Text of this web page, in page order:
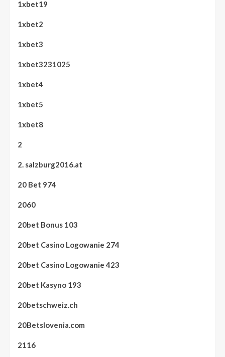
1xbet19
1xbet2
1xbet3
1xbet3231025
1xbet4
1xbet5
1xbet8
2
2. salzburg2016.at
20 Bet 974
2060
20bet Bonus 103
20bet Casino Logowanie 274
20bet Casino Logowanie 423
20bet Kasyno 193
20betschweiz.ch
20Betslovenia.com
2116